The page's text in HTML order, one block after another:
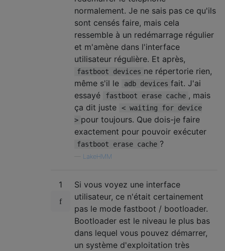
normalement. Je ne sais pas ce qu'ils
sont censés faire, mais cela
ressemble à un redémarrage régulier
et m'amène dans l'interface
utilisateur régulière. Et après,
fastboot devices ne répertorie rien,
même s'il le
adb devices fait. J'ai
essayé
fastboot erase cache , mais
ça dit juste
< waiting for device
> pour toujours. Que dois-je faire
exactement pour pouvoir exécuter
fastboot erase cache ?
LakeHMM
1
Si vous voyez une interface
utilisateur, ce n'était certainement
pas le mode fastboot / bootloader.
Bootloader est le niveau le plus bas
dans lequel vous pouvez démarrer,
un système d'exploitation très